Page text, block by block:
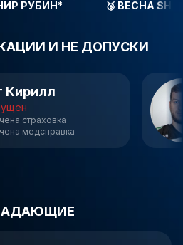
РУБИН*
🥉 ВЕСНА SHL
И НЕ ДОПУСКИ
Кирилл
страховка
медсправка